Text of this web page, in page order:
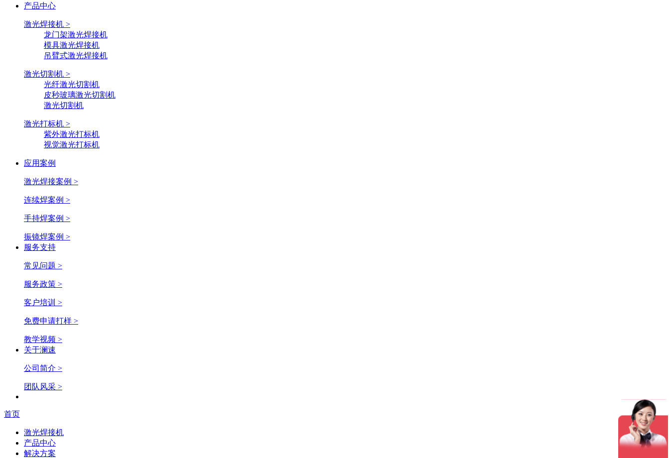
产品中心
激光焊接机 >
龙门架激光焊接机
模具激光焊接机
吊臂式激光焊接机
激光切割机 >
光纤激光切割机
皮秒玻璃激光切割机
激光切割机
激光打标机 >
紫外激光打标机
视觉激光打标机
应用案例
激光焊接案例 >
连续焊案例 >
手持焊案例 >
振镜焊案例 >
服务支持
常见问题 >
服务政策 >
客户培训 >
免费申请打样 >
教学视频 >
关于澜速
公司简介 >
团队风采 >
首页
激光焊接机
产品中心
解决方案